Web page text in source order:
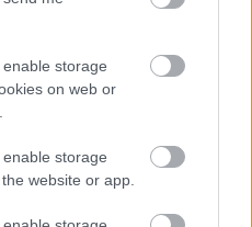
storage
on web or
storage
website or app.
FINOMAT